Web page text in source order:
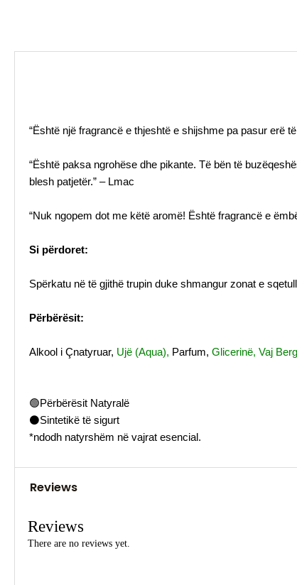
“Është një fragrancë e thjeshtë e shijshme pa pasur erë
“Është paksa ngrohëse dhe pikante. Të bën të
blesh patjetër.” – Lmac
“Nuk ngopem dot me këtë aromë! Është fragrancë e
Si përdoret:
Spërkatu në të gjithë trupin duke shmangur zonat e
Përbërësit:
Alkool i Çnatyruar, Ujë (Aqua), Parfum, Glicerinë, Vaj
🟢Përbërësit Natyralë
⚫Sintetikë të sigurt
*ndodh natyrshëm në vajrat esencial.
Reviews
Reviews
There are no reviews yet.